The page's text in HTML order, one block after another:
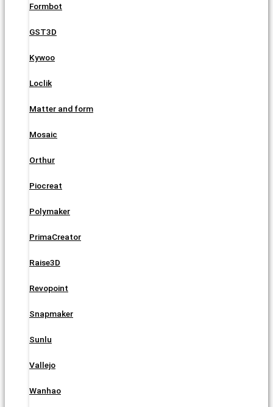
Formbot
GST3D
Kywoo
Loclik
Matter and form
Mosaic
Orthur
Piocreat
Polymaker
PrimaCreator
Raise3D
Revopoint
Snapmaker
Sunlu
Vallejo
Wanhao